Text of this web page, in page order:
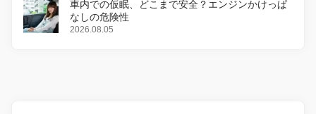
車内での仮眠、どこまで安全？エンジンかけっぱ
なしの危険性
2026.08.05